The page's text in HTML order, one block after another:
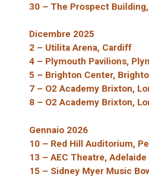
30 – The Prospect
Dicembre 2025
2 – Utilita Arena, Cardiff
4 – Plymouth Pavilions,
5 – Brighton Center,
7 – O2 Academy Brixton,
8 – O2 Academy Brixton,
Gennaio 2026
10 – Red Hill Auditorium,
13 – AEC Theatre, Adelaide
15 – Sidney Myer Music